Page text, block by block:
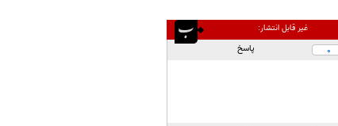
غیر قابل انتشار:
0 پاسخ